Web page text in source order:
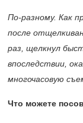
По-разному. Как
после
раз, щелкнул
впоследствии,
многочасовую
Что можете